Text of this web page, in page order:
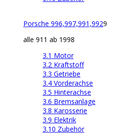
Porsche 996,997,991,9929
alle 911 ab 1998
3.1 Motor
3.2 Kraftstoff
3.3 Getriebe
3.4 Vorderachse
3.5 Hinterachse
3.6 Bremsanlage
3.8 Karosserie
3.9 Elektrik
3.10 Zubehör